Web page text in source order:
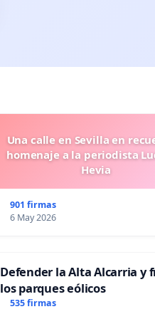
Una calle en Sevilla en
homenaje a la periodista
Hevia
901 firmas
6 May 2026
Defender la Alta Alcarria y
los parques eólicos
535 firmas